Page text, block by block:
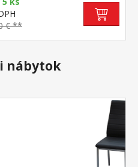
€ **
nábytok